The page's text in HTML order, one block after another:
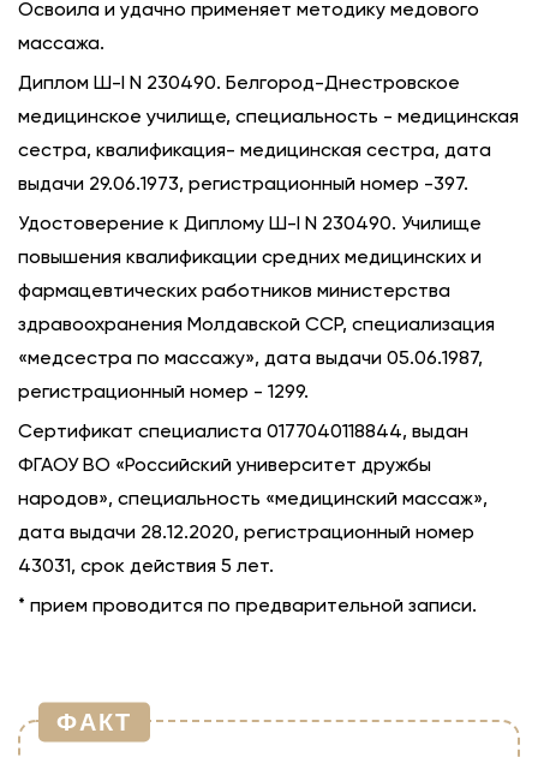
Освоила и удачно применяет методику медового
массажа.
Диплом Ш-I N 230490. Белгород-Днестровское
медицинское училище, специальность - медицинская
сестра, квалификация- медицинская сестра, дата
выдачи 29.06.1973, регистрационный номер -397.
Удостоверение к Диплому Ш-I N 230490. Училище
повышения квалификации средних медицинских и
фармацевтических работников министерства
здравоохранения Молдавской ССР, специализация
«медсестра по массажу», дата выдачи 05.06.1987,
регистрационный номер - 1299.
Сертификат специалиста 0177040118844, выдан
ФГАОУ ВО «Российский университет дружбы
народов», специальность «медицинский массаж»,
дата выдачи 28.12.2020, регистрационный номер
43031, срок действия 5 лет.
* прием проводится по предварительной записи.
ФАКТ